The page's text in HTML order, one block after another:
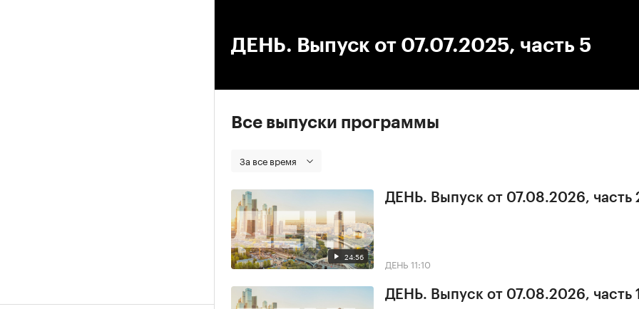
ДЕНЬ. Выпуск от 07.07.2025, часть 5
Все выпуски программы
За все время
24:56
ДЕНЬ. Выпуск от 07.08.2026, часть
ДЕНЬ 11:10
ДЕНЬ. Выпуск от 07.08.2026, часть 1